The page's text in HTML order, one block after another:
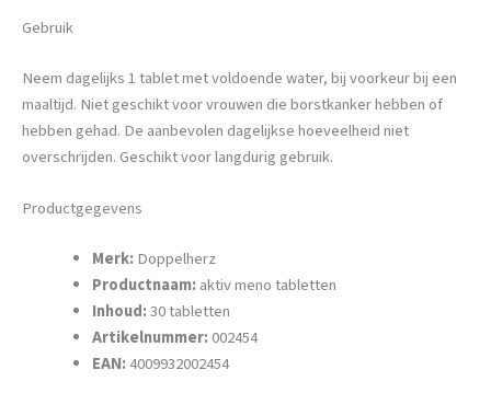
Gebruik
Neem dagelijks 1 tablet met voldoende water, bij voorkeur bij een
maaltijd. Niet geschikt voor vrouwen die borstkanker hebben of
hebben gehad. De aanbevolen dagelijkse hoeveelheid niet
overschrijden. Geschikt voor langdurig gebruik.
Productgegevens
Merk: Doppelherz
Productnaam: aktiv meno tabletten
Inhoud:30 tabletten
Artikelnummer: 002454
EAN: 4009932002454